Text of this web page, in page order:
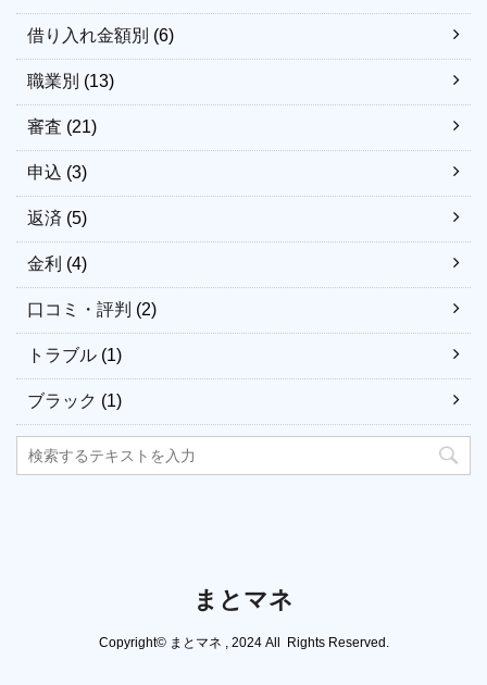
借り入れ金額別 (6)
職業別 (13)
審査 (21)
申込 (3)
返済 (5)
金利 (4)
口コミ・評判 (2)
トラブル (1)
ブラック (1)
まとマネ
Copyright© まとマネ , 2024 All Rights Reserved.